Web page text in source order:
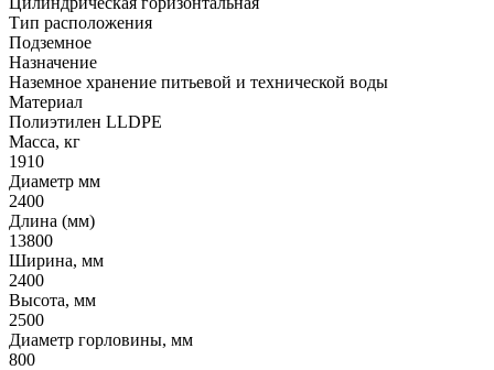
Тип расположения
Подземное
Назначение
Наземное хранение питьевой и технической воды
Материал
Полиэтилен LLDPE
Масса, кг
1910
Диаметр мм
2400
Длина (мм)
13800
Ширина, мм
2400
Высота, мм
2500
Диаметр горловины, мм
800